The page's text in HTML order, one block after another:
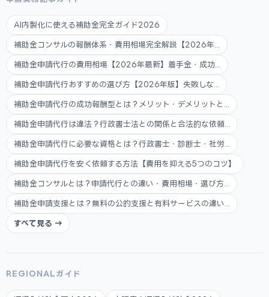
AI内製化に使える補助金完全ガイド2026
補助金コンサルの報酬体系・費用相場完全解説【2026年...
補助金申請代行の費用相場【2026年最新】着手金・成功...
補助金申請代行おすすめの選び方【2026年版】失敗しな...
補助金申請代行の成功報酬型とは？メリット・デメリットと...
補助金申請代行は違法？行政書士法との関係と合法的な依頼...
補助金申請代行に必要な資格とは？行政書士・診断士・社労...
補助金申請代行を安く依頼する方法【費用を抑える5つのコツ】
補助金コンサルとは？申請代行との違い・費用相場・選び方...
補助金申請支援とは？無料の公的支援と有料サービスの違い...
すべて見る →
REGIONALガイド